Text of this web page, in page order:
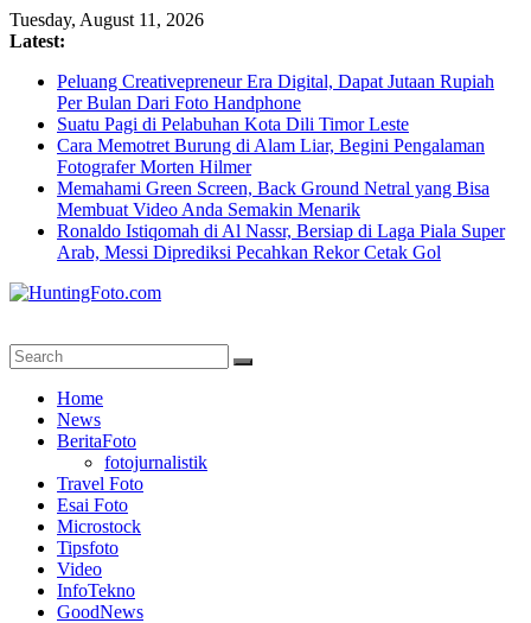
Skip
to
Tuesday, August 11, 2026
Latest:
Peluang Creativepreneur Era Digital, Dapat Jutaan Rupiah
Per Bulan Dari Foto Handphone
Suatu Pagi di Pelabuhan Kota Dili Timor Leste
Cara Memotret Burung di Alam Liar, Begini Pengalaman
Fotografer Morten Hilmer
Memahami Green Screen, Back Ground Netral yang Bisa
Membuat Video Anda Semakin Menarik
Ronaldo Istiqomah di Al Nassr, Bersiap di Laga Piala Super
Arab, Messi Diprediksi Pecahkan Rekor Cetak Gol
Berita
Fotografi
Terpercaya
Home
News
BeritaFoto
fotojurnalistik
Travel Foto
Esai Foto
Microstock
Tipsfoto
Video
InfoTekno
GoodNews